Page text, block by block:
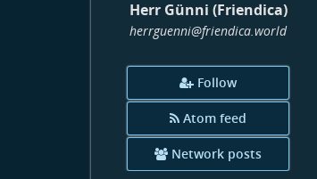
Herr Günni (Friendica)
herrguenni@friendica.world
Follow
Atom feed
Network posts